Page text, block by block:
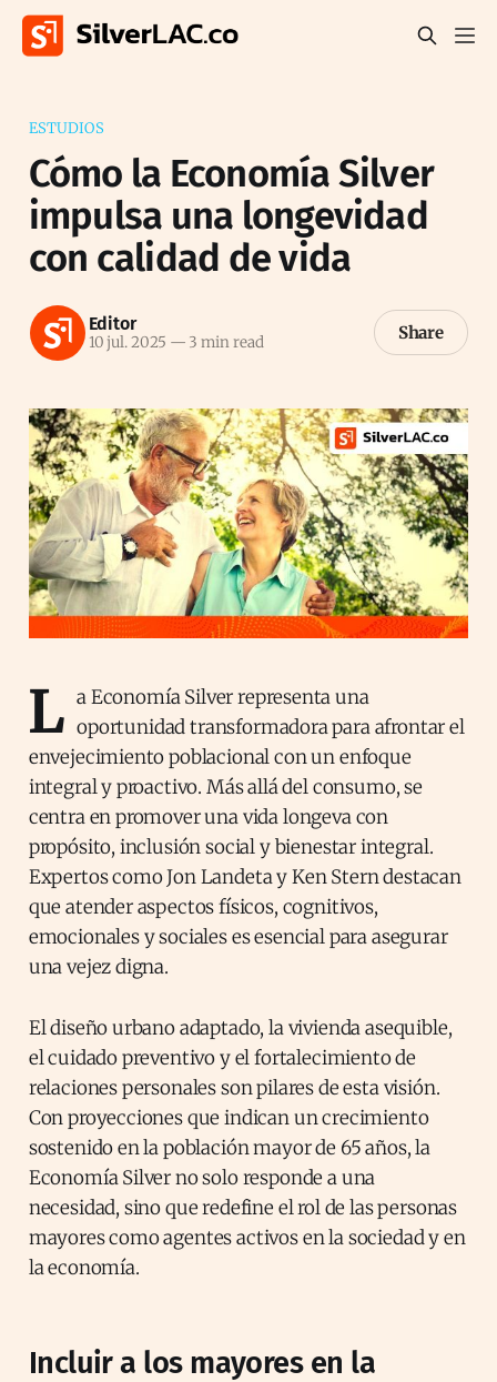
ESTUDIOS
Cómo la Economía Silver
impulsa una longevidad
con calidad de vida
Editor
10 jul. 2025 — 3 min read Share
L a Economía Silver representa una
oportunidad transformadora para afrontar el
envejecimiento poblacional con un enfoque
integral y proactivo. Más allá del consumo, se
centra en promover una vida longeva con
propósito, inclusión social y bienestar integral.
Expertos como Jon Landeta y Ken Stern destacan
que atender aspectos físicos, cognitivos,
emocionales y sociales es esencial para asegurar
una vejez digna.
El diseño urbano adaptado, la vivienda asequible,
el cuidado preventivo y el fortalecimiento de
relaciones personales son pilares de esta visión.
Con proyecciones que indican un crecimiento
sostenido en la población mayor de 65 años, la
Economía Silver no solo responde a una
necesidad, sino que redefine el rol de las personas
mayores como agentes activos en la sociedad y en
la economía.
Incluir a los mayores en la